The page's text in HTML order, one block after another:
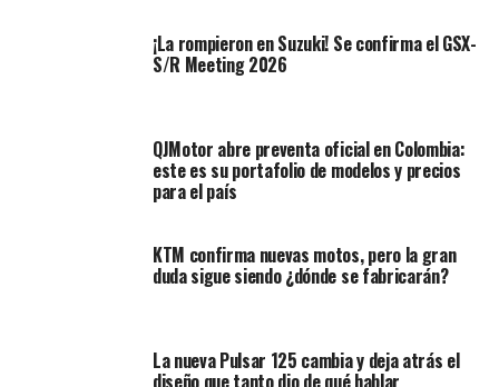
diseño de carcasacon tecnologíaMS-BELT (Mono
. Esta tecnología reduce la deformación del
durante aceleraciones intensas.
¡La rompieron en Suzuki! Se confirma el GSX-
S/R Meeting 2026
QJMotor abre preventa oficial en Colombia:
este es su portafolio de modelos y precios
para el país
KTM confirma nuevas motos, pero la gran
duda sigue siendo ¿dónde se fabricarán?
La nueva Pulsar 125 cambia y deja atrás el
diseño que tanto dio de qué hablar